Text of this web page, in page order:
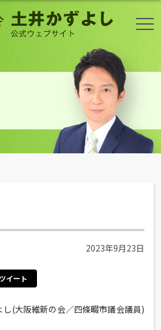
2023年9月23日
ツイート
(大阪維新の会／四條畷市議会議員)